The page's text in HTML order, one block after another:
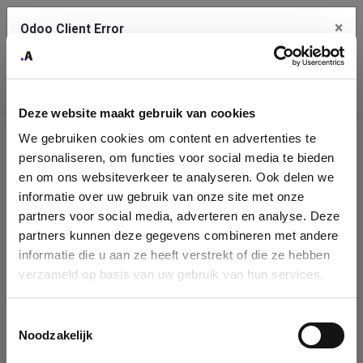
Deze website maakt gebruik van cookies
We gebruiken cookies om content en advertenties te
personaliseren, om functies voor social media te bieden
en om ons websiteverkeer te analyseren. Ook delen we
informatie over uw gebruik van onze site met onze
partners voor social media, adverteren en analyse. Deze
partners kunnen deze gegevens combineren met andere
informatie die u aan ze heeft verstrekt of die ze hebben
verzameld op basis van uw gebruik van hun services.
Noodzakelijk
Company
Identification
Please fill in your company details
You can search a company in our database by name, VAT or
enterprise ID. When a company is selected it will auto-complete the
form. If you don't find your company in our database, you can create
Odoo Client Error ×
service.
See details
Ok